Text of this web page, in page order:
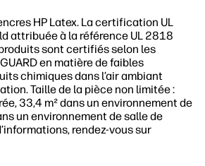
HP Latex. La certification UL
attribuée à la référence UL 2818
sont certifiés selon les
en matière de faibles
chimiques dans l’air ambiant
Taille de la pièce non limitée :
33,4 m² dans un environnement de
un environnement de salle de
rendez-vous sur